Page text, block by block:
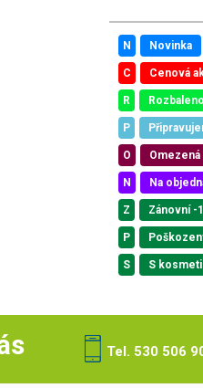
N Novinka
C Cenová
R
P
O
N Na
Z Zánovní -
P
S S
Tel. 530 506